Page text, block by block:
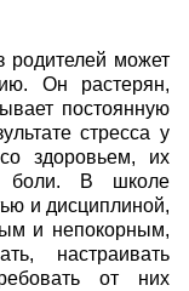
родителей может
Он растерян,
постоянную
стресса у
здоровьем, их
боли. В школе
и дисциплиной,
и непокорным,
настраивать
от них